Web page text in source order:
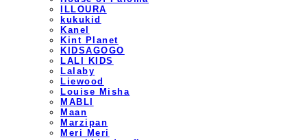
ILLOURA
kukukid
Kanel
Kint Planet
KIDSAGOGO
LALI KIDS
Lalaby
Liewood
Louise Misha
MABLI
Maan
Marzipan
Meri Meri